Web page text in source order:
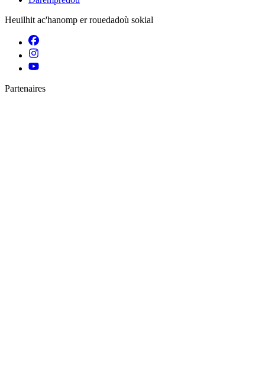
Heuilhit ac'hanomp er rouedadoù sokial
Partenaires